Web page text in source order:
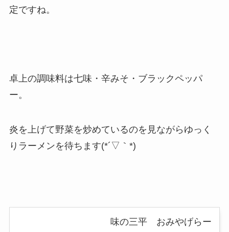
定ですね。
卓上の調味料は七味・辛みそ・ブラックペッパ
ー。
炎を上げて野菜を炒めているのを見ながらゆっく
りラーメンを待ちます(*´▽｀*)
味の三平 おみやげらー